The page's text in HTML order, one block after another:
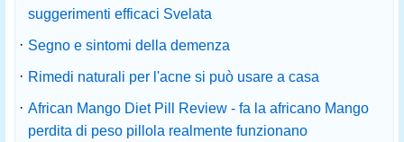
suggerimenti efficaci Svelata
· Segno e sintomi della demenza
· Rimedi naturali per l'acne si può usare a casa
· African Mango Diet Pill Review - fa la africano Mango
perdita di peso pillola realmente funzionano